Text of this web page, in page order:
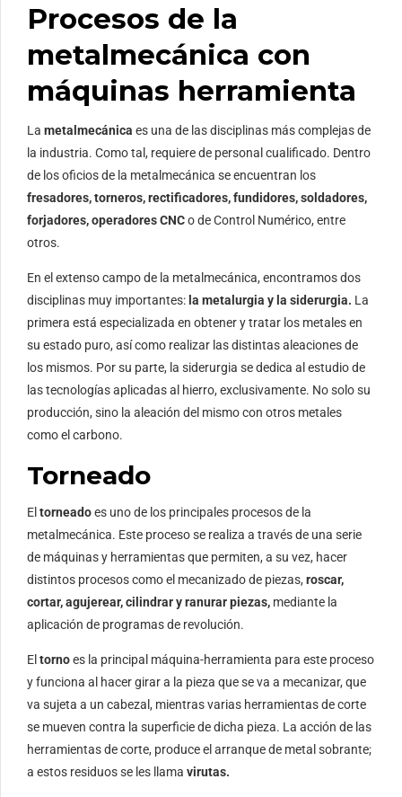
Procesos de la
metalmecánica con
máquinas herramienta
La metalmecánica es una de las disciplinas más complejas de
la industria. Como tal, requiere de personal cualificado. Dentro
de los oficios de la metalmecánica se encuentran los
fresadores, torneros, rectificadores, fundidores, soldadores,
forjadores, operadores CNCo de Control Numérico, entre
otros.
En el extenso campo de la metalmecánica, encontramos dos
disciplinas muy importantes: la metalurgia y la siderurgia. La
primera está especializada en obtener y tratar los metales en
su estado puro, así como realizar las distintas aleaciones de
los mismos. Por su parte, la siderurgia se dedica al estudio de
las tecnologías aplicadas al hierro, exclusivamente. No solo su
producción, sino la aleación del mismo con otros metales
como el carbono.
Torneado
El torneadoes uno de los principales procesos de la
metalmecánica. Este proceso se realiza a través de una serie
de máquinas y herramientas que permiten, a su vez, hacer
distintos procesos como el mecanizado de piezas, roscar,
cortar, agujerear, cilindrar y ranurar piezas, mediante la
aplicación de programas de revolución.
El tornoes la principal máquina-herramienta para este proceso
y funciona al hacer girar a la pieza que se va a mecanizar, que
va sujeta a un cabezal, mientras varias herramientas de corte
se mueven contra la superficie de dicha pieza. La acción de las
herramientas de corte, produce el arranque de metal sobrante;
a estos residuos se les llama virutas.